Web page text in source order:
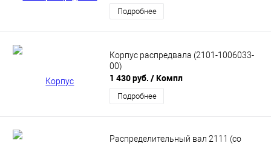
Подробнее
Корпус распредвала (2101-1006033-
00)
1 430 руб. / Компл
Подробнее
Распределительный вал 2111 (со